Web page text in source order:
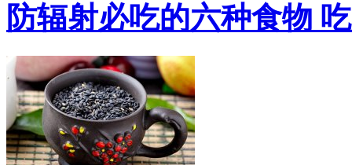
防辐射必吃的六种食物